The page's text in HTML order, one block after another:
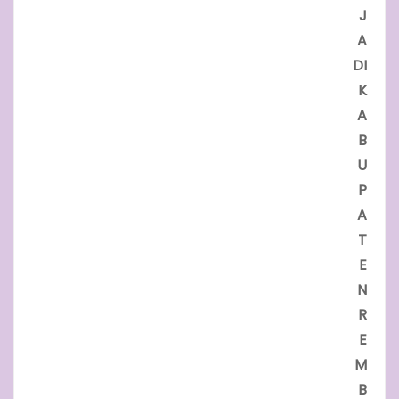
J
A
DI
K
A
B
U
P
A
T
E
N
R
E
M
B